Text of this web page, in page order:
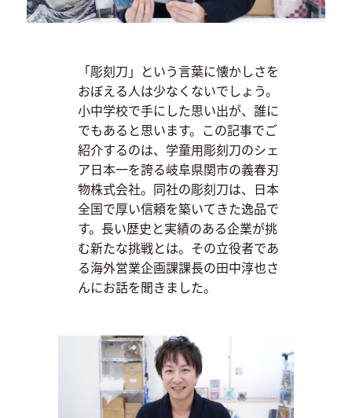
「彫刻刀」という言葉に懐かしさを
おぼえる人は少なくないでしょう。
小中学校で手にした思い出が、誰に
でもあると思います。この記事でご
紹介するのは、学童用彫刻刀のシェ
ア日本一を誇る岐阜県関市の義春刃
物株式会社。同社の彫刻刀は、日本
全国で厚い信頼を築いてきた逸品で
す。長い歴史と実績のある企業が挑
む新たな挑戦とは。その立役者であ
る海外営業企画課課長の田中淳也さ
んにお話を聞きました。